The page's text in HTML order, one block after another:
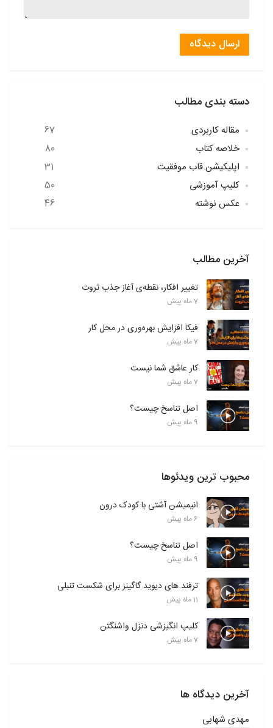
دسته بندی مطالب
مقاله کاربردی
67
خلاصه کتاب
80
اپلیکیشن قاب موفقیت
31
کلیپ آموزشی
50
عکس نوشته
46
آخرین مطالب
تغییر افکار، نقطه‌ی آغاز جذب ثروت
7 ماه پیش
فیکا افزایش بهره‌وری در محل کار
7 ماه پیش
کار عاشق شما نیست
7 ماه پیش
اصل تناسخ چیست؟
9 ماه پیش
محبوب ترین ویدئوها
انیمیشن آشتی با کودک درون
6 ماه پیش
اصل تناسخ چیست؟
9 ماه پیش
ترفند های دیوید گاگینز برای شکست تنبلی
11 ماه پیش
کلیپ انگیزشی دنزل واشنگتن
7 ماه پیش
آخرین دیدگاه ها
مهدی شهابی
ارسال دیدگاه